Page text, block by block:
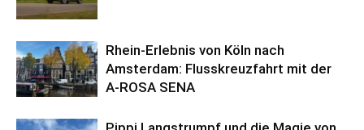
Rhein-Erlebnis von Köln nach
Amsterdam: Flusskreuzfahrt mit der
A-ROSA SENA